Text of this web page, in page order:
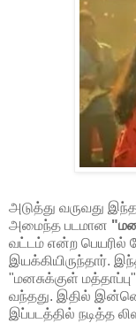
அடுத்து வருவது
அமைந்த படமான
வட்டம் என்ற பெயரில்
இயக்கியிருந்தார்.
"மனசுக்குள்
வந்தது. இதில்
இப்படத்தில் நடித்த